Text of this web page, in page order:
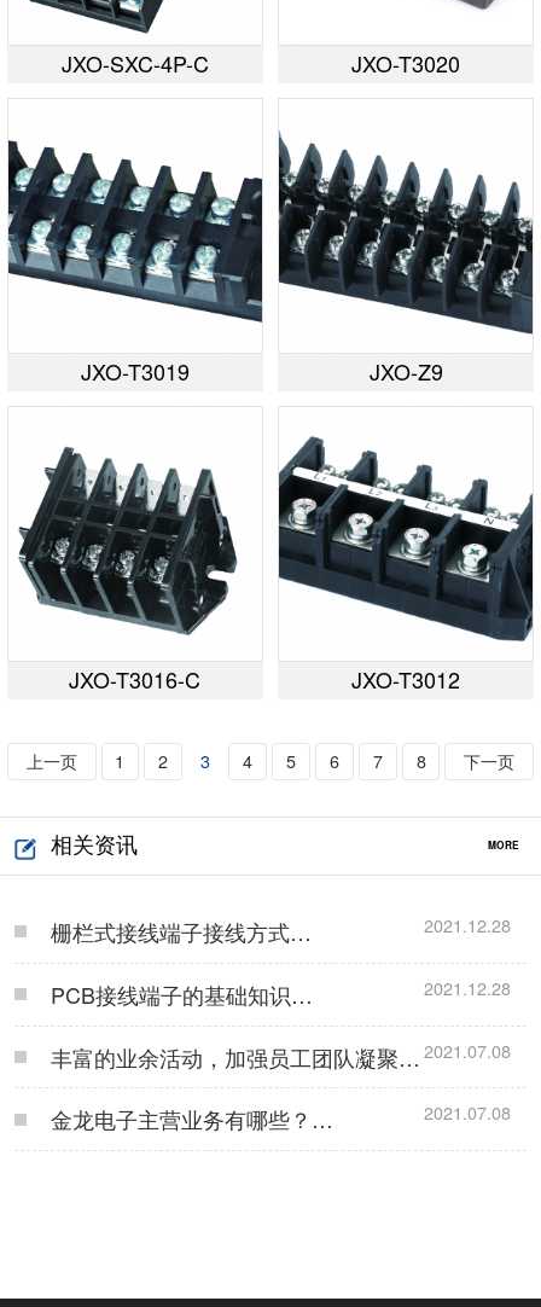
JXO-SXC-4P-C JXO-T3020
JXO-T3019 JXO-Z9
JXO-T3016-C JXO-T3012
上一页 1 2 3 4 5 6 7 8 下一页
相关资讯 MORE
栅栏式接线端子接线方式… 2021.12.28
PCB接线端子的基础知识… 2021.12.28
丰富的业余活动，加强员工团队凝聚
力！…
2021.07.08
金龙电子主营业务有哪些？… 2021.07.08